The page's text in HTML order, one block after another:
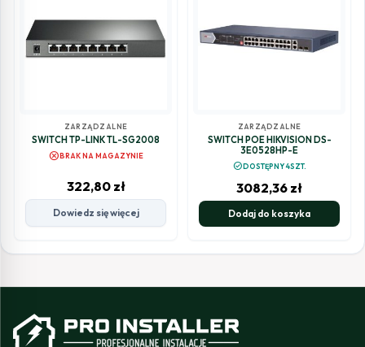
ZARZĄDZALNE
SWITCH TP-LINK TL-SG2008
cancelBRAK NA MAGAZYNIE
322,80 zł
Dowiedz się więcej
ZARZĄDZALNE
SWITCH POE HIKVISION DS-
3E0528HP-E
check_circleDOSTĘPNY 4SZT.
3082,36 zł
Dodaj do koszyka